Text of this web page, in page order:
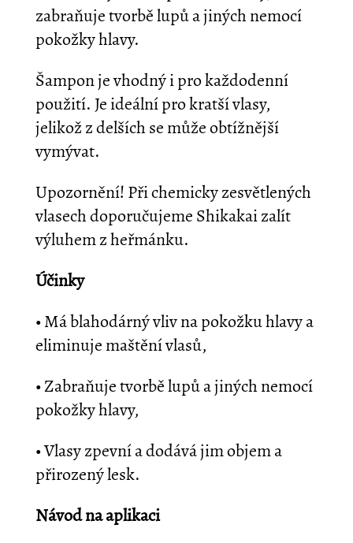
zabraňuje tvorbě lupů a jiných nemocí
pokožky hlavy.
Šampon je vhodný i pro každodenní
použití. Je ideální pro kratší vlasy,
jelikož z delších se může obtížnější
vymývat.
Upozornění! Při chemicky zesvětlených
vlasech doporučujeme Shikakai zalít
výluhem z heřmánku.
Účinky
• Má blahodárný vliv na pokožku hlavy a
eliminuje maštění vlasů,
• Zabraňuje tvorbě lupů a jiných nemocí
pokožky hlavy,
• Vlasy zpevní a dodává jim objem a
přirozený lesk.
Návod na aplikaci